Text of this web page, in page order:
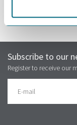
Subscribe to our
Register to receive our